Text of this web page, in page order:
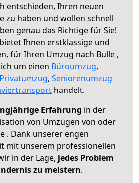
entschieden, Ihren neuen
zu haben und wollen schnell
genau das Richtige für Sie!
Ihnen erstklassige und
für Ihren Umzug nach Bulle ,
um einen Büroumzug,
Privatumzug, Seniorenumzug
handelt.
Erfahrung in der
von Umzügen von oder
. Dank unserer engen
mit unserem professionellen
in der Lage, jedes Problem
zu meistern.